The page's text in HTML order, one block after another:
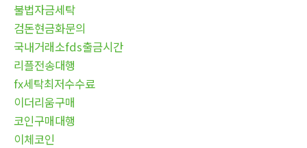
불법자금세탁
검돈현금화문의
국내거래소fds출금시간
리플전송대행
fx세탁최저수수료
이더리움구매
코인구매대행
이체코인